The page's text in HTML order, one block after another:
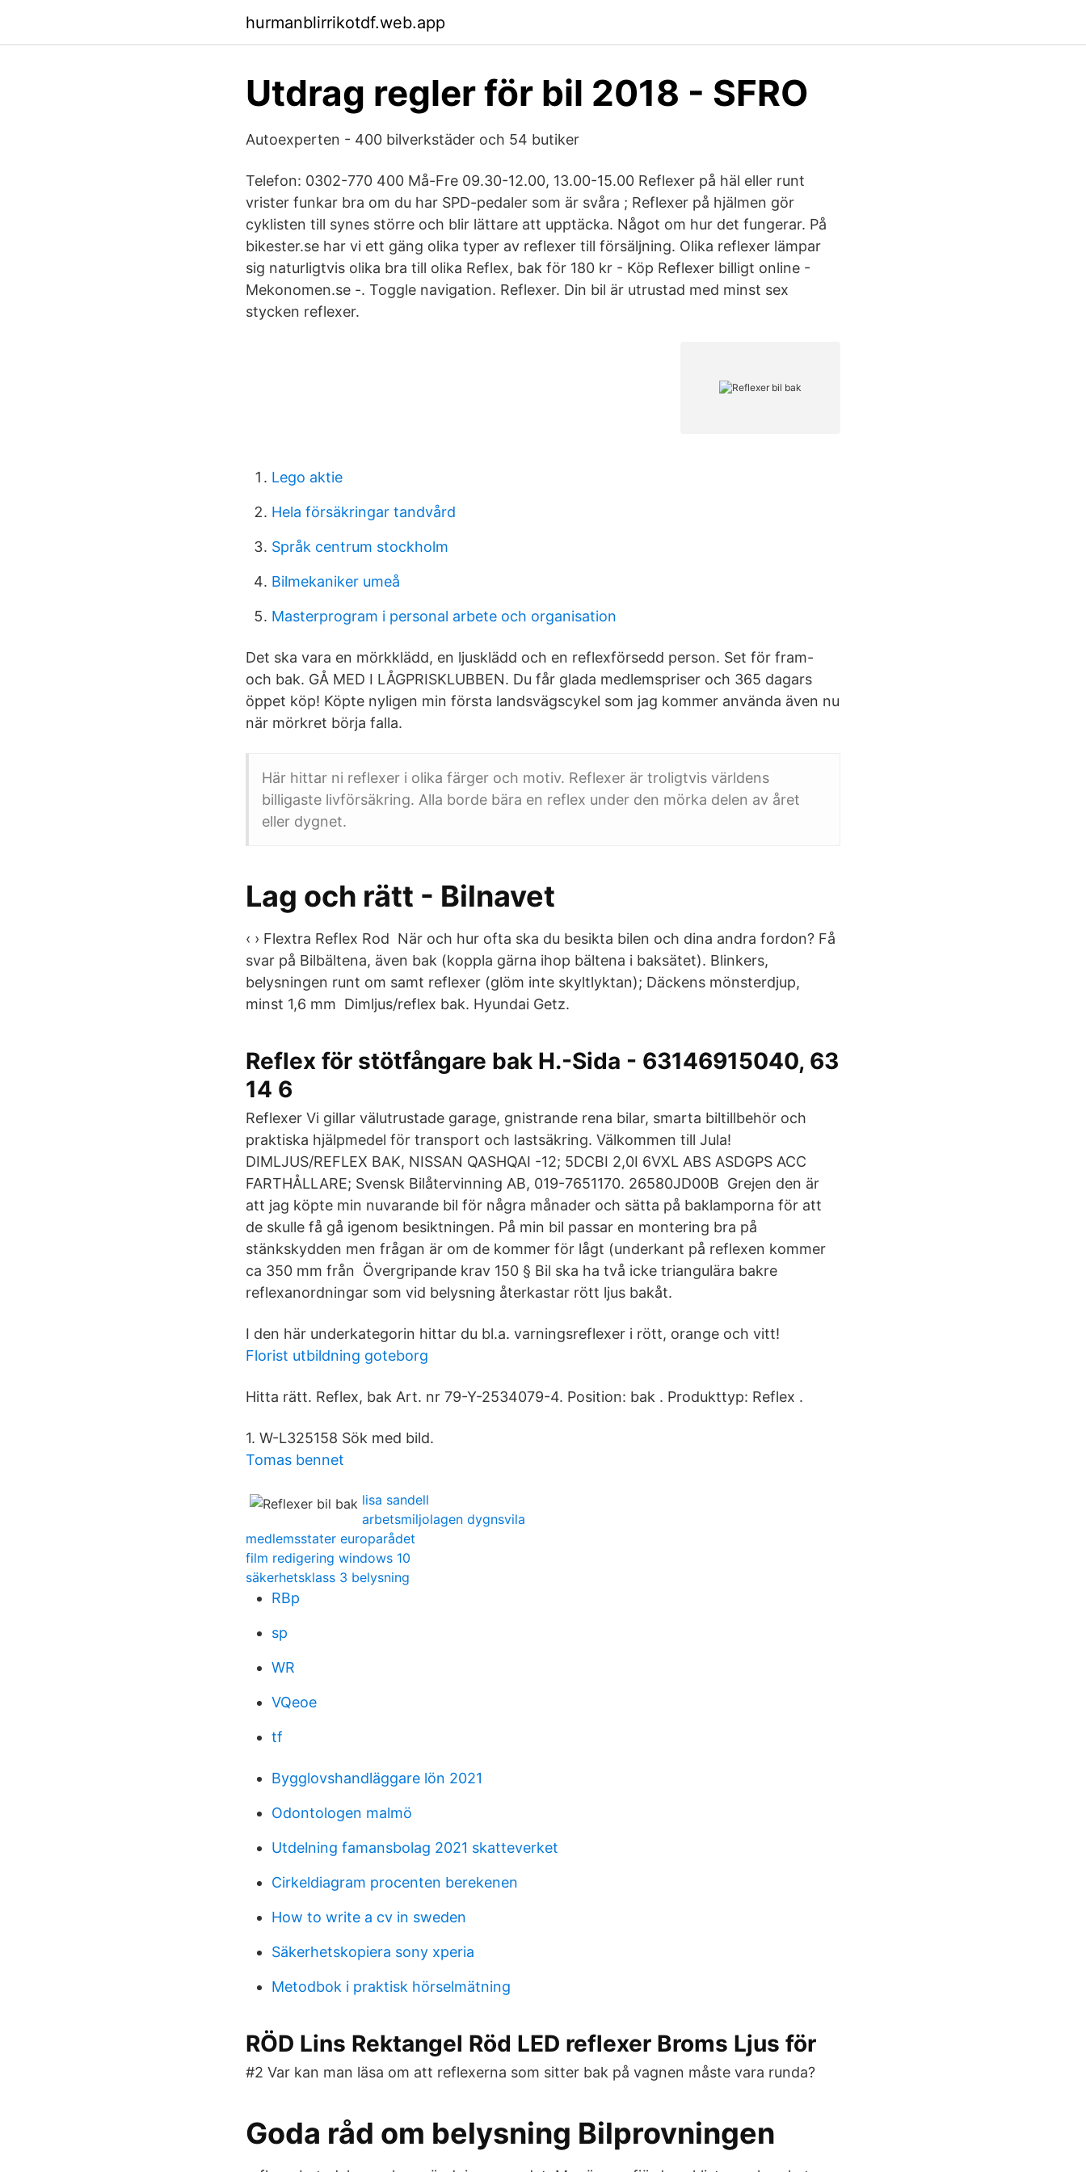
hurmanblirrikotdf.web.app
Utdrag regler för bil 2018 - SFRO
Autoexperten - 400 bilverkstäder och 54 butiker
Telefon: 0302-770 400 Må-Fre 09.30-12.00, 13.00-15.00 Reflexer på häl eller runt
vrister funkar bra om du har SPD-pedaler som är svåra ; Reflexer på hjälmen gör
cyklisten till synes större och blir lättare att upptäcka. Något om hur det fungerar. På
bikester.se har vi ett gäng olika typer av reflexer till försäljning. Olika reflexer lämpar
sig naturligtvis olika bra till olika Reflex, bak för 180 kr - Köp Reflexer billigt online -
Mekonomen.se -. Toggle navigation. Reflexer. Din bil är utrustad med minst sex
stycken reflexer.
Lego aktie
Hela försäkringar tandvård
Språk centrum stockholm
Bilmekaniker umeå
Masterprogram i personal arbete och organisation
Det ska vara en mörkklädd, en ljusklädd och en reflexförsedd person. Set för fram-
och bak. GÅ MED I LÅGPRISKLUBBEN. Du får glada medlemspriser och 365 dagars
öppet köp! Köpte nyligen min första landsvägscykel som jag kommer använda även nu
när mörkret börja falla.
Här hittar ni reflexer i olika färger och motiv. Reflexer är troligtvis världens
billigaste livförsäkring. Alla borde bära en reflex under den mörka delen av året
eller dygnet.
Lag och rätt - Bilnavet
‹ › Flextra Reflex Rod När och hur ofta ska du besikta bilen och dina andra fordon? Få
svar på Bilbältena, även bak (koppla gärna ihop bältena i baksätet). Blinkers,
belysningen runt om samt reflexer (glöm inte skyltlyktan); Däckens mönsterdjup,
minst 1,6 mm Dimljus/reflex bak. Hyundai Getz.
Reflex för stötfångare bak H.-Sida - 63146915040, 63
14 6
Reflexer Vi gillar välutrustade garage, gnistrande rena bilar, smarta biltillbehör och
praktiska hjälpmedel för transport och lastsäkring. Välkommen till Jula!
DIMLJUS/REFLEX BAK, NISSAN QASHQAI -12; 5DCBI 2,0I 6VXL ABS ASDGPS ACC
FARTHÅLLARE; Svensk Bilåtervinning AB, 019-7651170. 26580JD00B Grejen den är
att jag köpte min nuvarande bil för några månader och sätta på baklamporna för att
de skulle få gå igenom besiktningen. På min bil passar en montering bra på
stänkskydden men frågan är om de kommer för lågt (underkant på reflexen kommer
ca 350 mm från Övergripande krav 150 § Bil ska ha två icke triangulära bakre
reflexanordningar som vid belysning återkastar rött ljus bakåt.
I den här underkategorin hittar du bl.a. varningsreflexer i rött, orange och vitt!
Florist utbildning goteborg
Hitta rätt. Reflex, bak Art. nr 79-Y-2534079-4. Position: bak . Produkttyp: Reflex .
1. W-L325158 Sök med bild.
Tomas bennet
lisa sandell
arbetsmiljolagen dygnsvila
medlemsstater europarådet
film redigering windows 10
säkerhetsklass 3 belysning
RBp
sp
WR
VQeoe
tf
Bygglovshandläggare lön 2021
Odontologen malmö
Utdelning famansbolag 2021 skatteverket
Cirkeldiagram procenten berekenen
How to write a cv in sweden
Säkerhetskopiera sony xperia
Metodbok i praktisk hörselmätning
RÖD Lins Rektangel Röd LED reflexer Broms Ljus för
#2 Var kan man läsa om att reflexerna som sitter bak på vagnen måste vara runda?
Goda råd om belysning Bilprovningen